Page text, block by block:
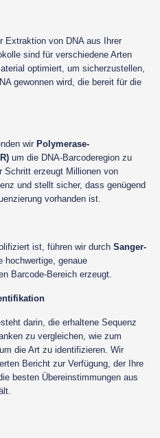
Extraktion von DNA aus Ihrer
sind für verschiedene Arten
optimiert, um sicherzustellen,
gewonnen wird, die bereit für die
wir Polymerase-
um die DNA-Barcoderegion zu
Schritt erzeugt Millionen von
und stellt sicher, dass genügend
vorhanden ist.
ist, führen wir durch Sanger-
hochwertige, genaue
Barcode-Bereich erzeugt.
darin, die erhaltene Sequenz
zu vergleichen, wie zum
die Art zu identifizieren. Wir
Bericht zur Verfügung, der Ihre
besten Übereinstimmungen aus